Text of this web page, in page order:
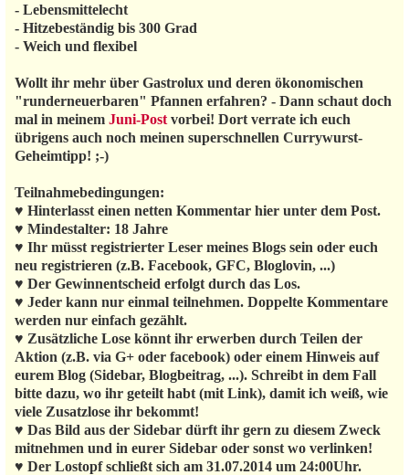
- Lebensmittelecht
- Hitzebeständig bis 300 Grad
- Weich und flexibel
Wollt ihr mehr über Gastrolux und deren ökonomischen
"runderneuerbaren" Pfannen erfahren? - Dann schaut doch
mal in meinem Juni-Post vorbei! Dort verrate ich euch
übrigens auch noch meinen superschnellen Currywurst-
Geheimtipp! ;-)
Teilnahmebedingungen:
♥ Hinterlasst einen netten Kommentar hier unter dem Post.
♥ Mindestalter: 18 Jahre
♥ Ihr müsst registrierter Leser meines Blogs sein oder euch
neu registrieren (z.B. Facebook, GFC, Bloglovin, ...)
♥ Der Gewinnentscheid erfolgt durch das Los.
♥ Jeder kann nur einmal teilnehmen. Doppelte Kommentare
werden nur einfach gezählt.
♥ Zusätzliche Lose könnt ihr erwerben durch Teilen der
Aktion (z.B. via G+ oder facebook) oder einem Hinweis auf
eurem Blog (Sidebar, Blogbeitrag, ...). Schreibt in dem Fall
bitte dazu, wo ihr geteilt habt (mit Link), damit ich weiß, wie
viele Zusatzlose ihr bekommt!
♥ Das Bild aus der Sidebar dürft ihr gern zu diesem Zweck
mitnehmen und in eurer Sidebar oder sonst wo verlinken!
♥ Der Lostopf schließt sich am 31.07.2014 um 24:00Uhr.